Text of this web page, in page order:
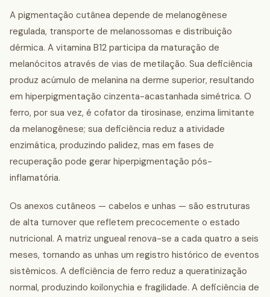
A pigmentação cutânea depende de melanogênese
regulada, transporte de melanossomas e distribuição
dérmica. A vitamina B12 participa da maturação de
melanócitos através de vias de metilação. Sua deficiência
produz acúmulo de melanina na derme superior, resultando
em hiperpigmentação cinzenta-acastanhada simétrica. O
ferro, por sua vez, é cofator da tirosinase, enzima limitante
da melanogênese; sua deficiência reduz a atividade
enzimática, produzindo palidez, mas em fases de
recuperação pode gerar hiperpigmentação pós-
inflamatória.
Os anexos cutâneos — cabelos e unhas — são estruturas
de alta turnover que refletem precocemente o estado
nutricional. A matriz ungueal renova-se a cada quatro a seis
meses, tornando as unhas um registro histórico de eventos
sistêmicos. A deficiência de ferro reduz a queratinização
normal, produzindo koilonychia e fragilidade. A deficiência de